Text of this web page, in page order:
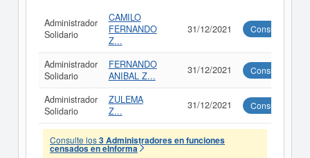
Administrador
Solidario
CAMILO
FERNANDO
Z...
31/12/2021 Consultar
Administrador
Solidario
FERNANDO
ANIBAL Z...
31/12/2021 Consultar
Administrador
Solidario
ZULEMA
Z...
31/12/2021 Consultar
Consulte los3 Administradores en funciones
censados en eInforma